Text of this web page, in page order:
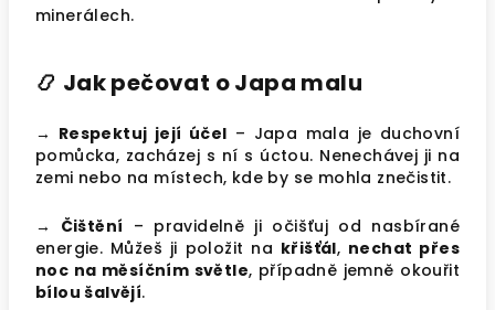
minerálech.
📿 Jak pečovat o Japa malu
→ Respektuj její účel – Japa mala je duchovní
pomůcka, zacházej s ní s úctou. Nenechávej ji na
zemi nebo na místech, kde by se mohla znečistit.
→ Čištění – pravidelně ji očišťuj od nasbírané
energie. Můžeš ji položit na křišťál, nechat přes
noc na měsíčním světle, případně jemně okouřit
bílou šalvějí.